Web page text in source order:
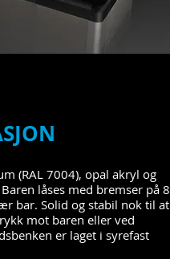
(RAL 7004), opal akryl og
låses med bremser på 8
bar. Solid og stabil nok til at
mot baren eller ved
er laget i syrefast